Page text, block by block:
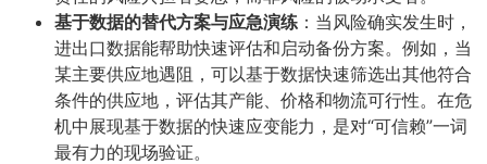
基于数据的替代方案与应急演练 ​：当风险确实发生时，
进出口数据能帮助快速评估和启动备份方案。例如，当
某主要供应地遇阻，可以基于数据快速筛选出其他符合
条件的供应地，评估其产能、价格和物流可行性。在危
机中展现基于数据的快速应变能力，是对“可信赖”一词
最有力的现场验证。